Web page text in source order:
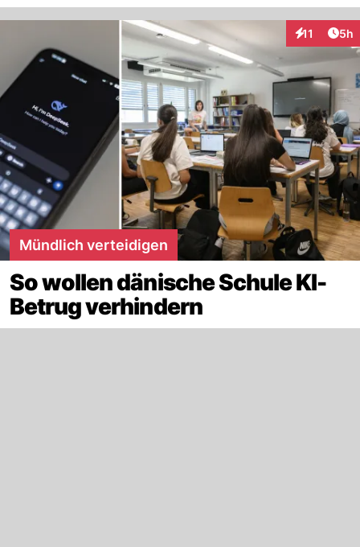
11 5h
Mündlich verteidigen
So wollen dänische Schule KI-
Betrug verhindern